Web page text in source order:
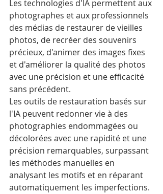
Les technologies d'IA permettent aux
photographes et aux professionnels
des médias de restaurer de vieilles
photos, de recréer des souvenirs
précieux, d'animer des images fixes
et d'améliorer la qualité des photos
avec une précision et une efficacité
sans précédent.
Les outils de restauration basés sur
l'IA peuvent redonner vie à des
photographies endommagées ou
décolorées avec une rapidité et une
précision remarquables, surpassant
les méthodes manuelles en
analysant les motifs et en réparant
automatiquement les imperfections.